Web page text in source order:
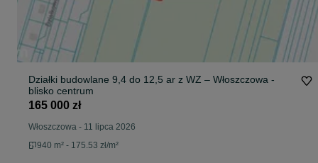
Działki budowlane 9,4 do 12,5 ar z WZ – Włoszczowa -
blisko centrum
165 000 zł
Włoszczowa - 11 lipca 2026
940 m² - 175.53 zł/m²